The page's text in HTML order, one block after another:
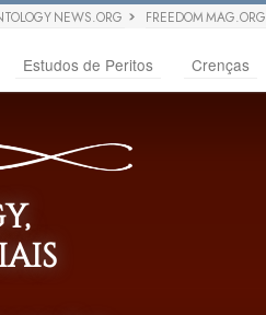
NEWS.ORG FREEDOM MAG.ORG
Estudos de Peritos Crenças